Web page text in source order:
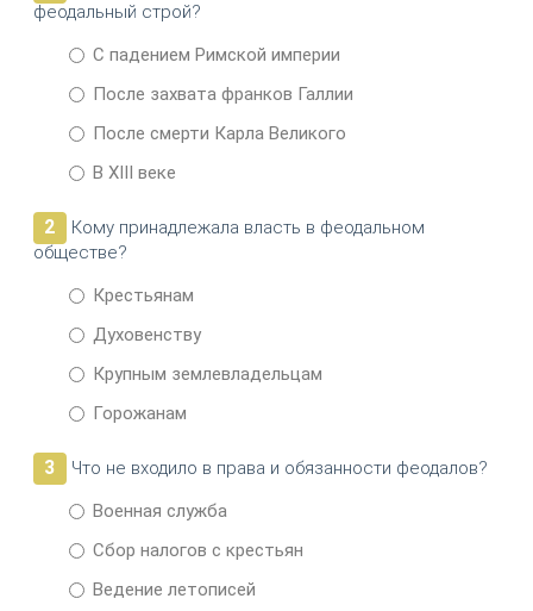
феодальный строй?
С падением Римской империи
После захвата франков Галлии
После смерти Карла Великого
В XIII веке
2
Кому принадлежала власть в феодальном
обществе?
Крестьянам
Духовенству
Крупным землевладельцам
Горожанам
3
Что не входило в права и обязанности феодалов?
Военная служба
Сбор налогов с крестьян
Ведение летописей